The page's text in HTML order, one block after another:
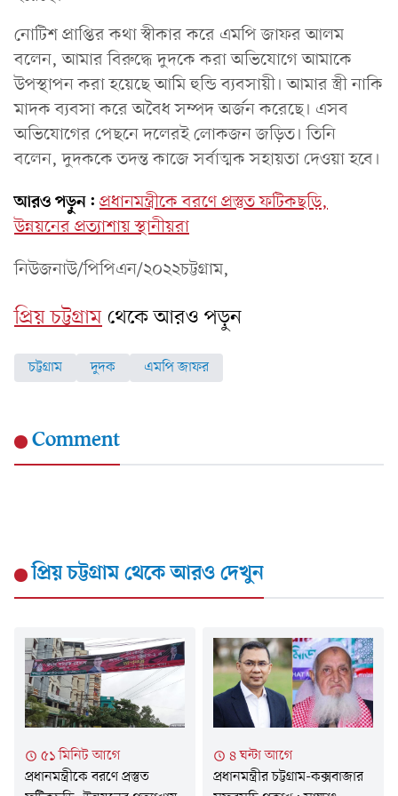
নোটিশ প্রাপ্তির কথা স্বীকার করে এমপি জাফর আলম
বলেন, আমার বিরুদ্ধে দুদকে করা অভিযোগে আমাকে
উপস্থাপন করা হয়েছে আমি হুন্ডি ব্যবসায়ী। আমার স্ত্রী নাকি
মাদক ব্যবসা করে অবৈধ সম্পদ অর্জন করেছে। এসব
অভিযোগের পেছনে দলেরই লোকজন জড়িত। তিনি
বলেন, দুদককে তদন্ত কাজে সর্বাত্মক সহায়তা দেওয়া হবে।
আরও পড়ুন: প্রধানমন্ত্রীকে বরণে প্রস্তুত ফটিকছড়ি,
উন্নয়নের প্রত্যাশায় স্থানীয়রা
নিউজনাউ/পিপিএন/২০২২চট্টগ্রাম,
প্রিয় চট্টগ্রামথেকে আরও পড়ুন
চট্টগ্রাম দুদক এমপি জাফর
Comment
প্রিয় চট্টগ্রামথেকে আরও দেখুন
৫১ মিনিট আগে
প্রধানমন্ত্রীকে বরণে প্রস্তুত
৪ ঘন্টা আগে
প্রধানমন্ত্রীর চট্টগ্রাম-কক্সবাজার